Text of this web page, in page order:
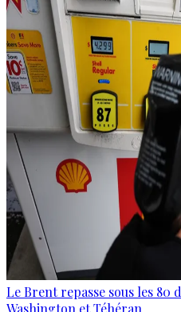
Le Brent repasse sous les 80
Washington et Téhéran